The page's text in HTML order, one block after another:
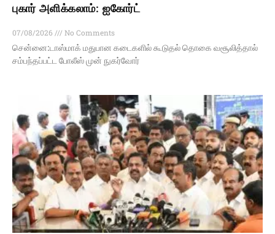
புகார் அளிக்கலாம்: ஐகோர்ட்
07/08/2026
No Comments
சென்னை:டாஸ்மாக் மதுபான கடைகளில் கூடுதல் தொகை வசூலித்தால்
சம்பந்தப்பட்ட போலீஸ் முன் நுகர்வோர்